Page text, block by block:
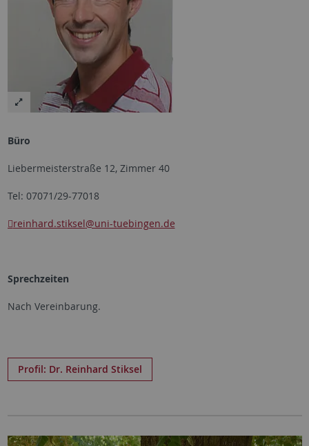
Büro
Liebermeisterstraße 12, Zimmer 40
Tel: 07071/29-77018
reinhard.stiksel@uni-tuebingen.de
Sprechzeiten
Nach Vereinbarung.
Profil: Dr. Reinhard Stiksel